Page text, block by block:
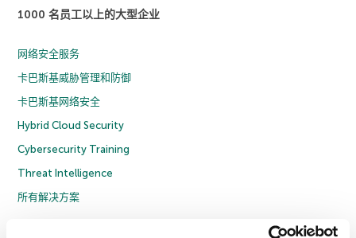
1000 名员工以上的大型企业
网络安全服务
卡巴斯基威胁管理和防御
卡巴斯基网络安全
Hybrid Cloud Security
Cybersecurity Training
Threat Intelligence
所有解决方案